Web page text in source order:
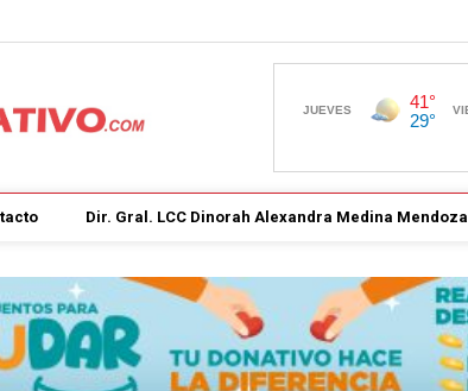
Dir. Gral. LCC Dinorah Alexandra Medina Mendoza